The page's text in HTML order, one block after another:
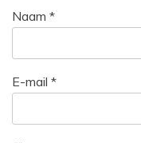
Naam *
E-mail *